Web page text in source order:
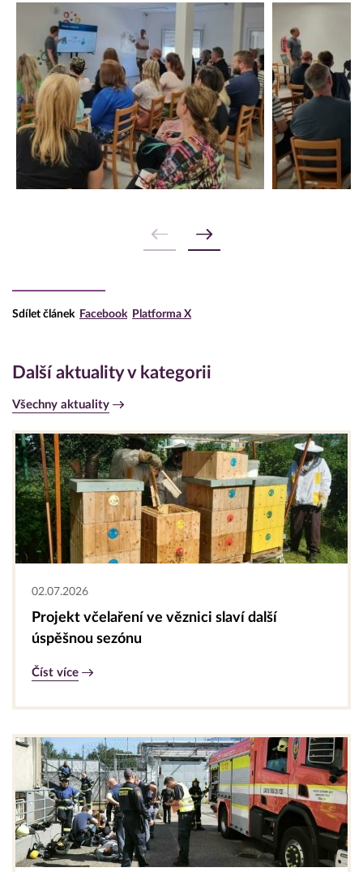
Sdílet článek Facebook Platforma X
Další aktuality v kategorii
Všechny aktuality
02.07.2026
Projekt včelaření ve věznici slaví další
úspěšnou sezónu
Číst více